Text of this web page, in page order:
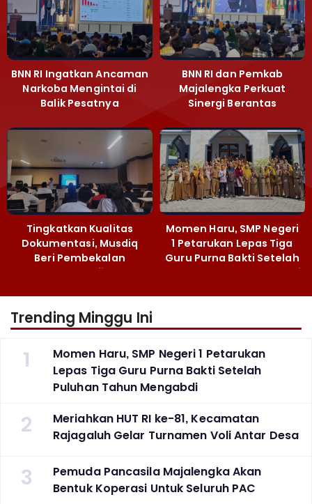
BNN RI Ingatkan Ancaman
Narkoba Mengintai di
Balik Pesatnya
Majalengka
BNN RI dan Pemkab
Majalengka Perkuat
Sinergi Berantas
Narkoba
Tingkatkan Kualitas
Dokumentasi, Musdiq
Beri Pembekalan
Fotografi ‎
Momen Haru, SMP Negeri
1 Petarukan Lepas Tiga
Guru Purna Bakti Setelah
Puluhan Tahun Mengabdi
Trending Minggu Ini
1
Momen Haru, SMP Negeri 1 Petarukan
Lepas Tiga Guru Purna Bakti Setelah
Puluhan Tahun Mengabdi
2
Meriahkan HUT RI ke-81, Kecamatan
Rajagaluh Gelar Turnamen Voli Antar Desa
3
Pemuda Pancasila Majalengka Akan
Bentuk Koperasi Untuk Seluruh PAC